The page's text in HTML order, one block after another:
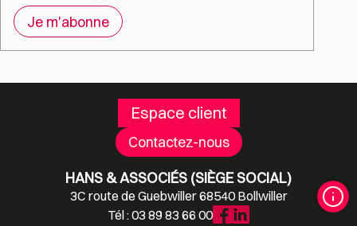
Espace client
Contactez-nous
HANS & ASSOCIÉS (SIÈGE SOCIAL)
3C route de Guebwiller 68540 Bollwiller
Tél : 03 89 83 66 00